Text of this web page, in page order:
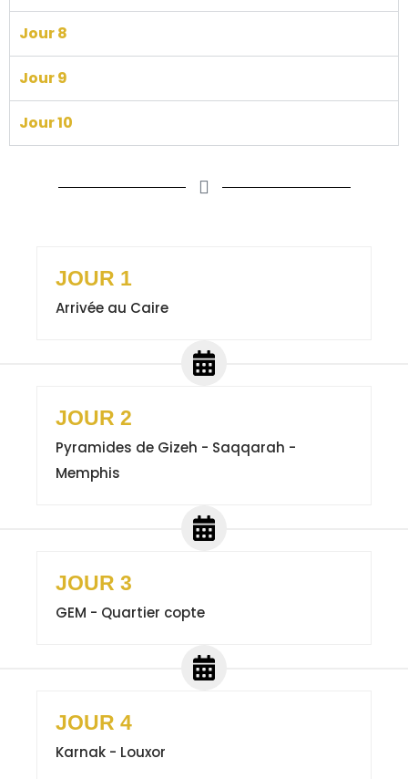
Jour 8
Jour 9
Jour 10
JOUR 1
Arrivée au Caire
JOUR 2
Pyramides de Gizeh - Saqqarah -
Memphis
JOUR 3
GEM - Quartier copte
JOUR 4
Karnak - Louxor